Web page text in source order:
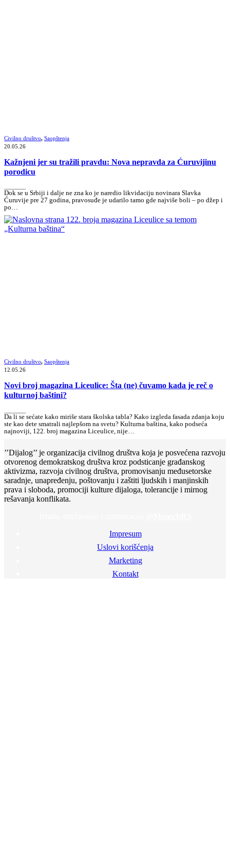
Civilno društvo, Saopštenja
20.05.26
Kažnjeni jer su tražili pravdu: Nova nepravda za Ćuruvijinu
porodicu
Dok se u Srbiji i dalje ne zna ko je naredio likvidaciju novinara Slavka
Ćuruvije pre 27 godina, pravosuđe je udarilo tamo gde najviše boli – po džep i
po…
Civilno društvo, Saopštenja
12.05.26
Novi broj magazina Liceulice: Šta (ne) čuvamo kada je reč o
kulturnoj baštini?
Da li se sećate kako miriše stara školska tabla? Kako izgleda fasada zdanja koju
ste kao dete smatrali najlepšom na svetu? Kulturna baština, kako podseća
najnoviji, 122. broj magazina Liceulice, nije…
’’Dijalog’’ je organizacija civilnog društva koja je posvećena razvoju
otvorenog demokratskog društva kroz podsticanje građanskog
aktivizma, razvoja civilnog društva, promovisanju međusetorske
saradnje, unapređenju, poštovanju i zaštiti ljudskih i manjinskih
prava i sloboda, promociji kulture dijaloga, tolerancije i mirnog
rešavanja konflikata.
Impresum
Uslovi korišćenja
Marketing
Kontakt